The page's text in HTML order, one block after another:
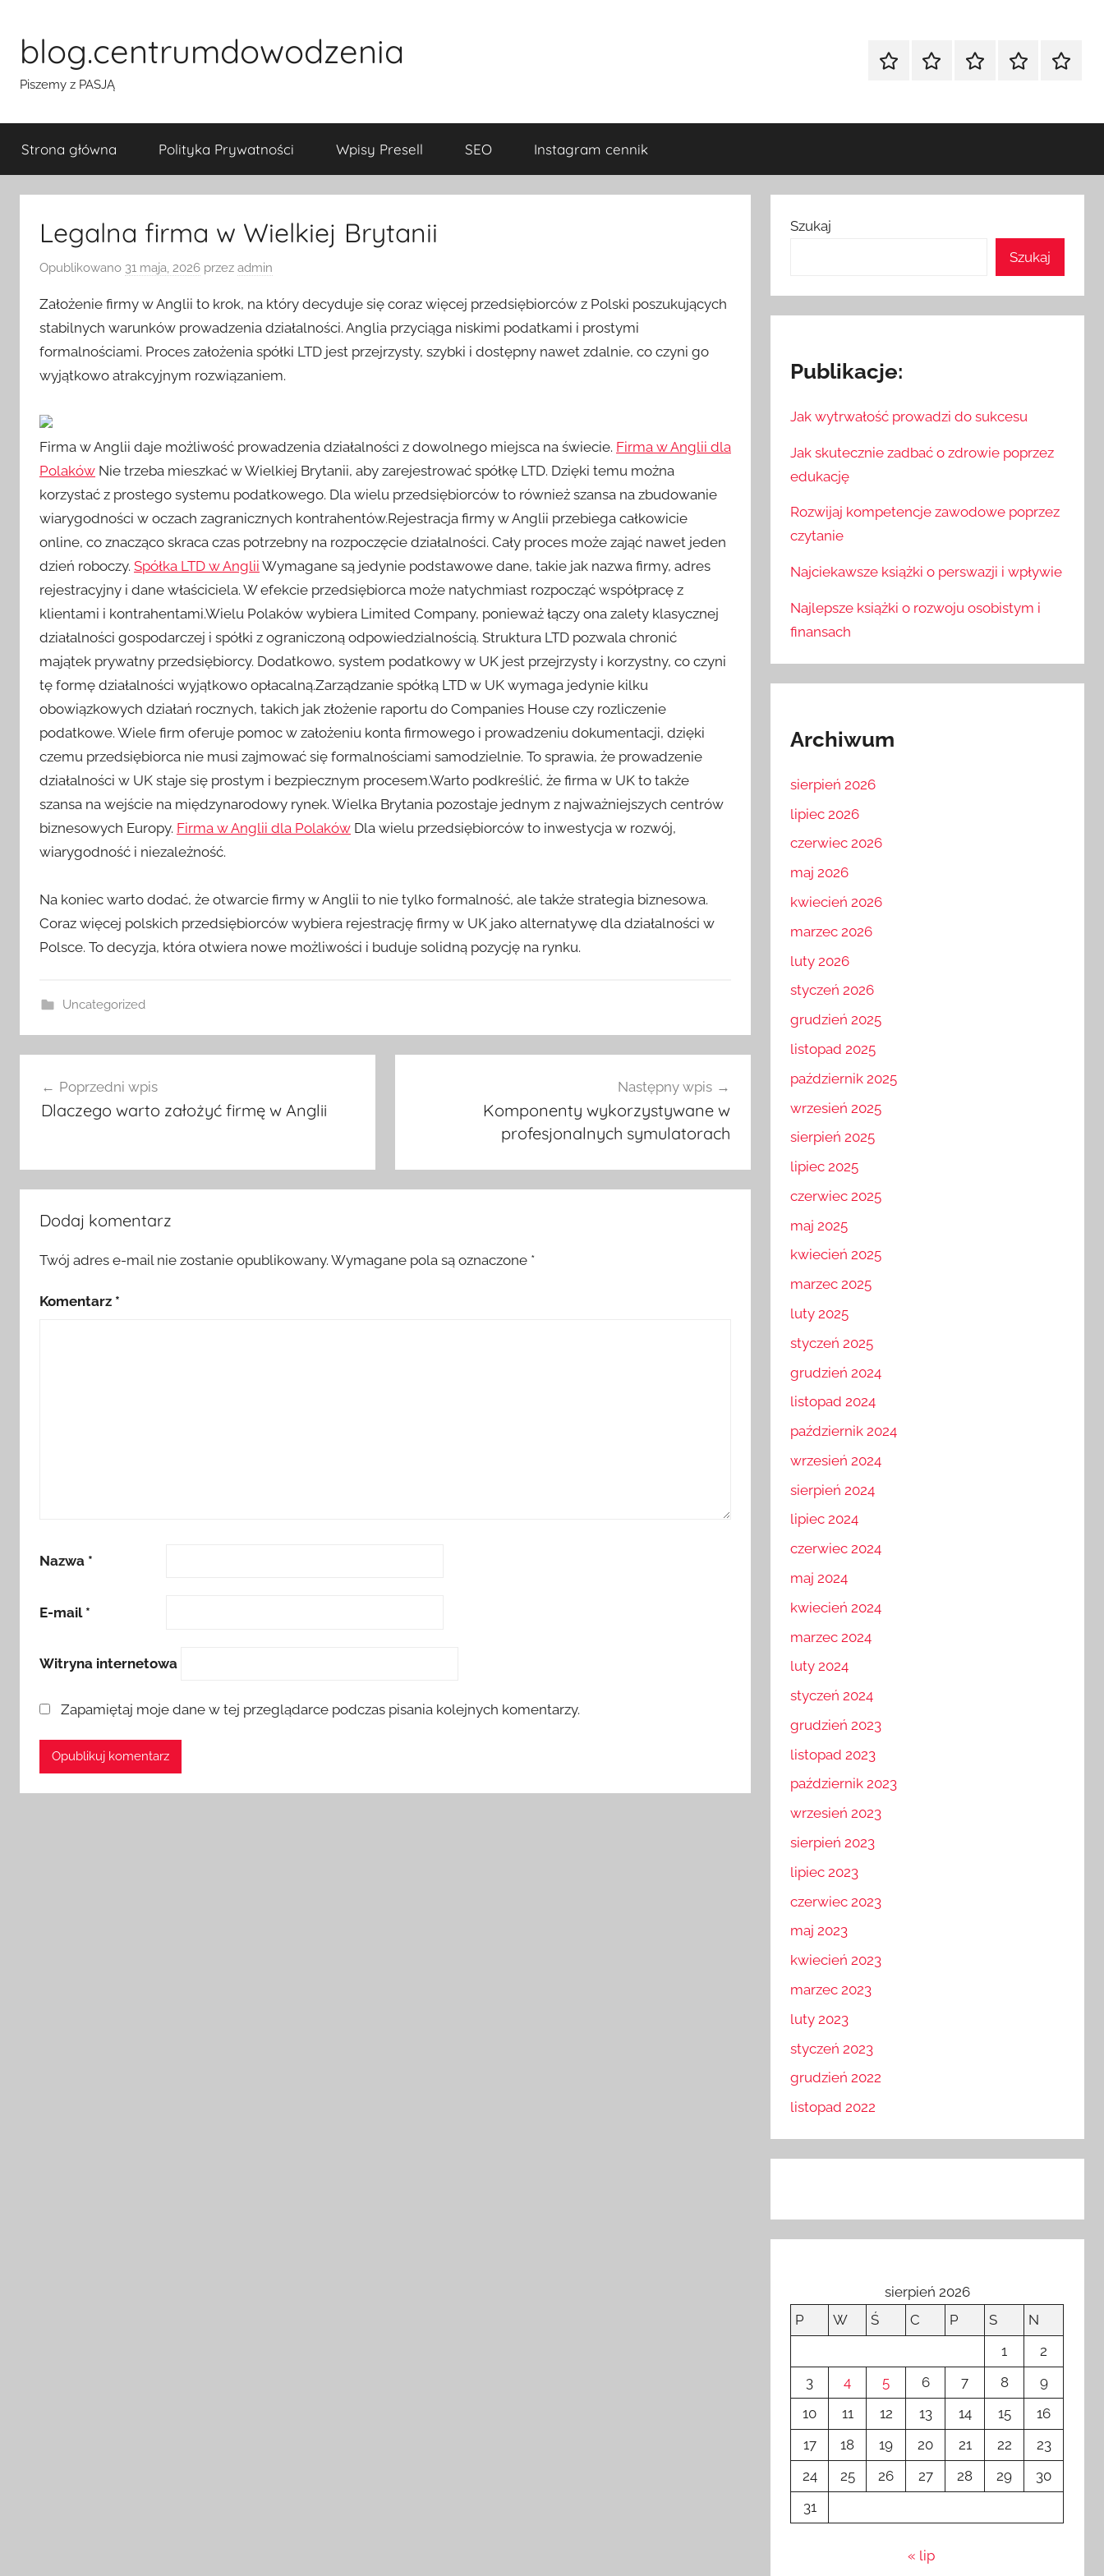
treściblog.centrumdowodzenia
Piszemy z PASJĄ
Strona
PolitykaWpisy
SEO
Strona główna Polityka Prywatności Wpisy Presell SEO Instagram cennik
Legalna firma w Wielkiej Brytanii
Opublikowano 31 maja, 2026 przez admin
Założenie firmy w Anglii to krok, na który decyduje się coraz więcej przedsiębiorców z Polski poszukujących
stabilnych warunków prowadzenia działalności. Anglia przyciąga niskimi podatkami i prostymi
formalnościami. Proces założenia spółki LTD jest przejrzysty, szybki i dostępny nawet zdalnie, co czyni go
wyjątkowo atrakcyjnym rozwiązaniem.
Firma w Anglii daje możliwość prowadzenia działalności z dowolnego miejsca na świecie. Firma w Anglii dla
Polaków Nie trzeba mieszkać w Wielkiej Brytanii, aby zarejestrować spółkę LTD. Dzięki temu można
korzystać z prostego systemu podatkowego. Dla wielu przedsiębiorców to również szansa na zbudowanie
wiarygodności w oczach zagranicznych kontrahentów.Rejestracja firmy w Anglii przebiega całkowicie
online, co znacząco skraca czas potrzebny na rozpoczęcie działalności. Cały proces może zająć nawet jeden
dzień roboczy. Spółka LTD w Anglii Wymagane są jedynie podstawowe dane, takie jak nazwa firmy, adres
rejestracyjny i dane właściciela. W efekcie przedsiębiorca może natychmiast rozpocząć współpracę z
klientami i kontrahentami.Wielu Polaków wybiera Limited Company, ponieważ łączy ona zalety klasycznej
działalności gospodarczej i spółki z ograniczoną odpowiedzialnością. Struktura LTD pozwala chronić
majątek prywatny przedsiębiorcy. Dodatkowo, system podatkowy w UK jest przejrzysty i korzystny, co czyni
tę formę działalności wyjątkowo opłacalną.Zarządzanie spółką LTD w UK wymaga jedynie kilku
obowiązkowych działań rocznych, takich jak złożenie raportu do Companies House czy rozliczenie
podatkowe. Wiele firm oferuje pomoc w założeniu konta firmowego i prowadzeniu dokumentacji, dzięki
czemu przedsiębiorca nie musi zajmować się formalnościami samodzielnie. To sprawia, że prowadzenie
działalności w UK staje się prostym i bezpiecznym procesem.Warto podkreślić, że firma w UK to także
szansa na wejście na międzynarodowy rynek. Wielka Brytania pozostaje jednym z najważniejszych centrów
biznesowych Europy. Firma w Anglii dla Polaków Dla wielu przedsiębiorców to inwestycja w rozwój,
wiarygodność i niezależność.
Na koniec warto dodać, że otwarcie firmy w Anglii to nie tylko formalność, ale także strategia biznesowa.
Coraz więcej polskich przedsiębiorców wybiera rejestrację firmy w UK jako alternatywę dla działalności w
Polsce. To decyzja, która otwiera nowe możliwości i buduje solidną pozycję na rynku.
Uncategorized
wpisuPoprzedni wpis
Dlaczego warto założyć firmę w Anglii
Następny wpis
Komponenty wykorzystywane w
profesjonalnych symulatorach
Dodaj komentarz
Twój adres e-mail nie zostanie opublikowany. Wymagane pola są oznaczone *
Komentarz *
Nazwa *
E-mail *
Witryna internetowa
Zapamiętaj moje dane w tej przeglądarce podczas pisania kolejnych komentarzy.
Szukaj
Szukaj
Publikacje:
Jak wytrwałość prowadzi do sukcesu
Jak skutecznie zadbać o zdrowie poprzez
edukację
Rozwijaj kompetencje zawodowe poprzez
czytanie
Najciekawsze książki o perswazji i wpływie
Najlepsze książki o rozwoju osobistym i
finansach
Archiwum
sierpień 2026
lipiec 2026
czerwiec 2026
maj 2026
kwiecień 2026
marzec 2026
luty 2026
styczeń 2026
grudzień 2025
listopad 2025
październik 2025
wrzesień 2025
sierpień 2025
lipiec 2025
czerwiec 2025
maj 2025
kwiecień 2025
marzec 2025
luty 2025
styczeń 2025
grudzień 2024
listopad 2024
październik 2024
wrzesień 2024
sierpień 2024
lipiec 2024
czerwiec 2024
maj 2024
kwiecień 2024
marzec 2024
luty 2024
styczeń 2024
grudzień 2023
listopad 2023
październik 2023
wrzesień 2023
sierpień 2023
lipiec 2023
czerwiec 2023
maj 2023
kwiecień 2023
marzec 2023
luty 2023
styczeń 2023
grudzień 2022
listopad 2022
sierpień 2026
P
W Ś C P S
N
1
2
3
4 5 6 7 8
9
10
11 12 13 14 15
16
17
18 19 20 21 22
23
24
25 26 27 28 29
30
31
« lip